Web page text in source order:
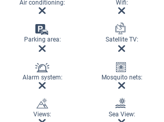
Air conditioning:
Parking area:
Alarm system:
Views:
Wifi:
Satellite TV:
Mosquito nets:
Sea View: